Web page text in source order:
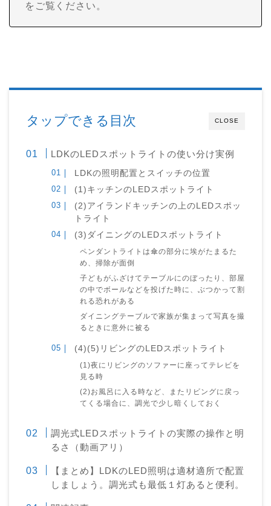
をご覧ください。
CLOSE
タップできる目次
LDKのLEDスポットライトの使い分け実例
LDKの照明配置とスイッチの位置
(1)キッチンのLEDスポットライト
(2)アイランドキッチンの上のLEDスポッ
トライト
(3)ダイニングのLEDスポットライト
ペンダントライトは傘の部分に埃がたまるた
め、掃除が面倒
子どもがふざけてテーブルにのぼったり、部屋
の中でボールなどを投げた時に、ぶつかって割
れる恐れがある
ダイニングテーブルで家族が集まって写真を撮
るときに意外に被る
(4)(5)リビングのLEDスポットライト
(1)夜にリビングのソファーに座ってテレビを
見る時
(2)お風呂に入る時など、またリビングに戻っ
てくる場合に、調光で少し暗くしておく
調光式LEDスポットライトの実際の操作と明
るさ（動画アリ）
【まとめ】LDKのLED照明は適材適所で配置
しましょう。調光式も最低１灯あると便利。